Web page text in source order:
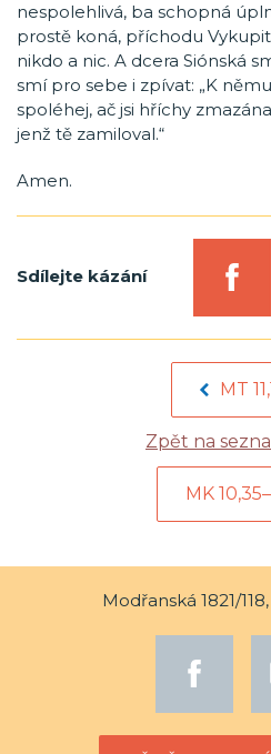
nespolehlivá, ba schopná
prostě koná, příchodu
nikdo a nic. A dcera Siónská
smí pro sebe i zpívat: „K
spoléhej, ač jsi hříchy
jenž tě zamiloval.“
Amen.
Sdílejte kázání
MT
Zpět na
MK
Modřanská 1821/